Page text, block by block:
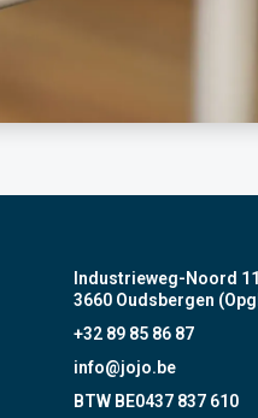
Industrieweg-Noord
3660 Oudsbergen
+32 89 85 86 87
info@jojo.be
BTW BE0437 837 610